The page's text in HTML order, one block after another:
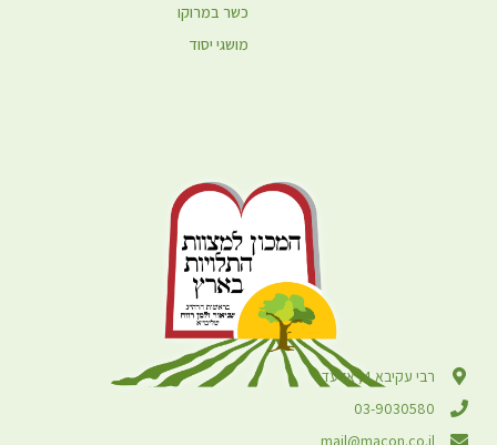
רבי עקיבא 4, אלעד
03-9030580
mail@macon.co.il
כשר במרוקו
מושגי יסוד